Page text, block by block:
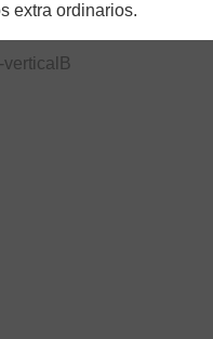
extra ordinarios.